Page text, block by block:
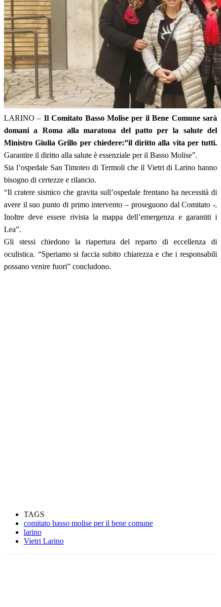
LARINO – Il Comitato Basso Molise per il Bene Comune sarà
domani a Roma alla maratona del patto per la salute del
Ministro Giulia Grillo per chiedere:”il diritto alla vita per tutti.
Garantire il diritto alla salute è essenziale per il Basso Molise”.
Sia l’ospedale San Timoteo di Termoli che il Vietri di Larino hanno
bisogno di certezze e rilancio.
“Il cratere sismico che gravita sull’ospedale frentano ha necessità di
avere il suo punto di primo intervento – proseguono dal Comitato -.
Inoltre deve essere rivista la mappa dell’emergenza e garantiti i
Lea”.
Gli stessi chiedono la riapertura del reparto di eccellenza di
oculistica. “Speriamo si faccia subito chiarezza e che i responsabili
possano venire fuori” concludono.
TAGS
comitato basso molise per il bene comune
larino
Vietri Larino